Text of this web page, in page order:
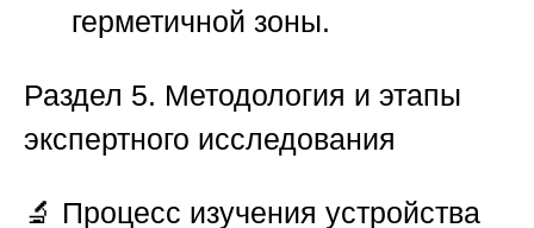
герметичной зоны.
Раздел 5. Методология и этапы
экспертного исследования
🔬 Процесс изучения устройства